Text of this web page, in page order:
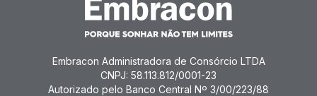
Embracon Administradora de Consórcio LTDA
CNPJ: 58.113.812/0001-23
Autorizado pelo Banco Central Nº 3/00/223/88